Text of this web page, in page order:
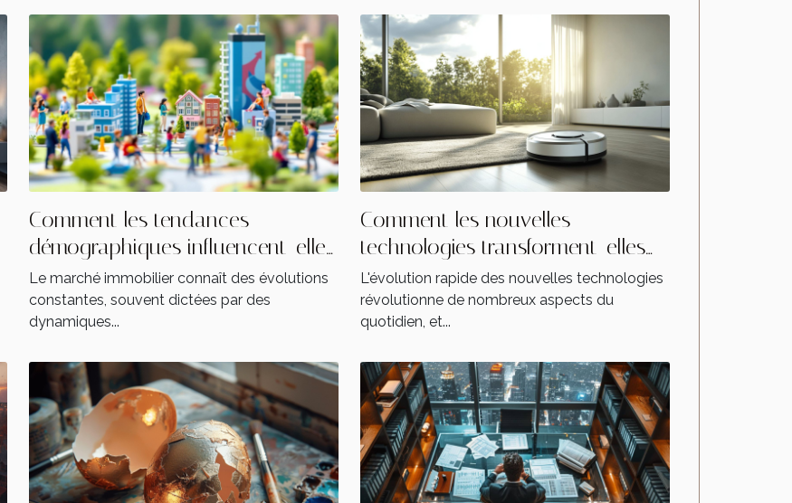
Comment les tendances
démographiques influencent-elles
le marché immobilier ?
Le marché immobilier connaît des évolutions
constantes, souvent dictées par des
dynamiques...
Comment les nouvelles
technologies transforment-elles
les aspirateurs autonomes ?
L'évolution rapide des nouvelles technologies
révolutionne de nombreux aspects du
quotidien, et...